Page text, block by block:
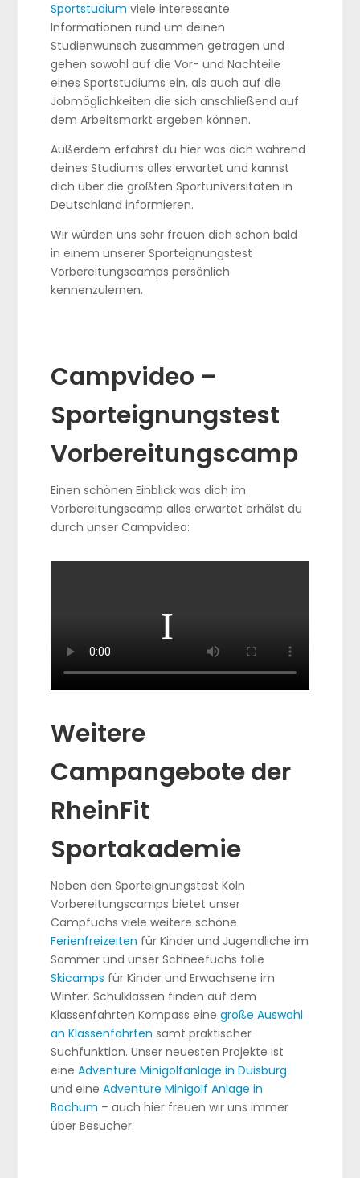
Sportstudium viele interessante
Informationen rund um deinen
Studienwunsch zusammen getragen und
gehen sowohl auf die Vor- und Nachteile
eines Sportstudiums ein, als auch auf die
Jobmöglichkeiten die sich anschließend auf
dem Arbeitsmarkt ergeben können.
Außerdem erfährst du hier was dich während
deines Studiums alles erwartet und kannst
dich über die größten Sportuniversitäten in
Deutschland informieren.
Wir würden uns sehr freuen dich schon bald
in einem unserer Sporteignungstest
Vorbereitungscamps persönlich
kennenzulernen.
Campvideo –
Sporteignungstest
Vorbereitungscamp
Einen schönen Einblick was dich im
Vorbereitungscamp alles erwartet erhälst du
durch unser Campvideo:
Weitere
Campangebote der
RheinFit
Sportakademie
Neben den Sporteignungstest Köln
Vorbereitungscamps bietet unser
Campfuchs viele weitere schöne
Ferienfreizeiten für Kinder und Jugendliche im
Sommer und unser Schneefuchs tolle
Skicamps für Kinder und Erwachsene im
Winter. Schulklassen finden auf dem
Klassenfahrten Kompass eine große Auswahl
an Klassenfahrten samt praktischer
Suchfunktion. Unser neuesten Projekte ist
eine Adventure Minigolfanlage in Duisburg
und eine Adventure Minigolf Anlage in
Bochum – auch hier freuen wir uns immer
über Besucher.